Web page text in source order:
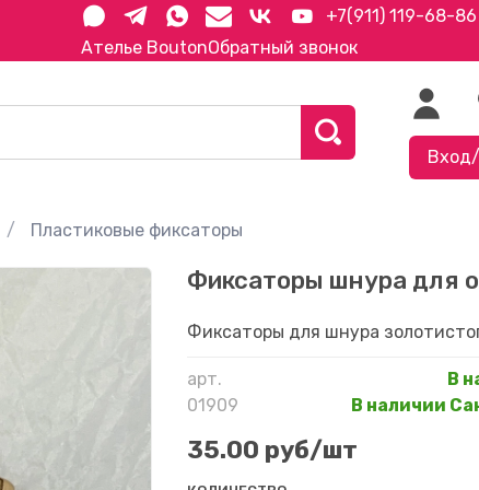
Ателье BoutonОбратный звонок
+7(911) 119-68-86
Пластиковые фиксаторы
арт.
01909
В
В наличии
Фиксаторы шнура для
35.00 руб/шт
Фиксаторы для шнура